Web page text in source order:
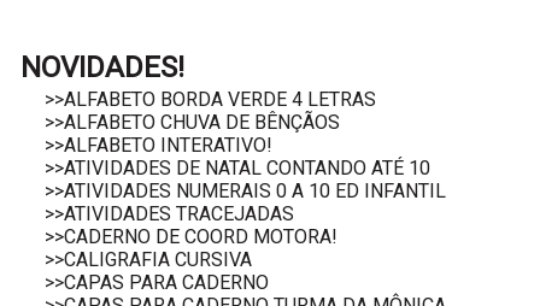
NOVIDADES!
>>ALFABETO BORDA VERDE 4 LETRAS
>>ALFABETO CHUVA DE BÊNÇÃOS
>>ALFABETO INTERATIVO!
>>ATIVIDADES DE NATAL CONTANDO ATÉ 10
>>ATIVIDADES NUMERAIS 0 A 10 ED INFANTIL
>>ATIVIDADES TRACEJADAS
>>CADERNO DE COORD MOTORA!
>>CALIGRAFIA CURSIVA
>>CAPAS PARA CADERNO